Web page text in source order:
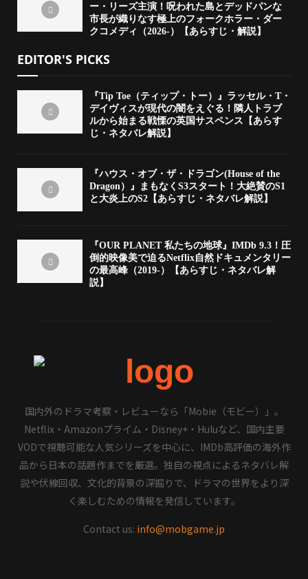
ー・リーズ主演！呪われた島とデッドパンな
市長が織りなす極上のフォークホラー・ダー
クコメディ（2026-）【あらすじ・解説】
EDITOR'S PICKS
『Tip Toe（ティップ・トー）』ラッセル・T・
デイヴィスが現代の闇をえぐる！隣人トラブ
ルから始まる戦慄の英国サスペンス【あらす
じ・ネタバレ解説】
『ハウス・オブ・ザ・ドラゴン(House of the
Dragon）』まもなくS3スタート！大絶賛のS1
と大炎上のS2【あらすじ・ネタバレ解説】
『OUR PLANET 私たちの地球』IMDb 9.3！圧
倒的映像美で迫るNetflix自然ドキュメンタリー
の最高峰（2019-）【あらすじ・ネタバレ解
説】
国内外のドラマ考察・レビューなら「Mobie（モビー）」。
Netflix・Amazonプライム・Disney+・Huluなど、国内主要
VODで視聴可能な人気シリーズを中心に、IMDb高評価の海外作
品から日本の話題作までを厳選。独自の視点によるネタバレ解
説や伏線回収、文化的背景の深掘りで、ドラマの世界をより深
く楽しむための情報を発信しています。
Contact us: info@mobgame.jp